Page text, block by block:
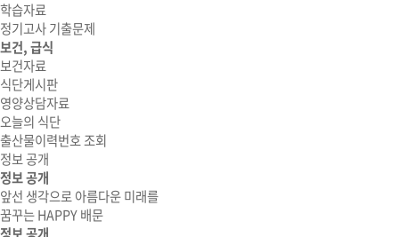
학습자료
정기고사 기출문제
보건, 급식
보건자료
식단게시판
영양상담자료
오늘의 식단
출산물이력번호 조회
정보 공개
정보 공개
앞선 생각으로 아름다운 미래를
꿈꾸는 HAPPY 배문